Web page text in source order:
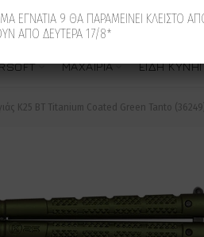
ΜΑΧΑΊΡΙΑ ΕΊΔΗ
K25 BT Titanium Coated Green Tanto
ΕΓΝΑΤΙΑ 9 ΘΑ ΠΑΡΑΜΕΙΝΕΙ ΚΛΕΙΣΤΟ
ΑΠΟ ΔΕΥΤΕΡΑ 17/8*